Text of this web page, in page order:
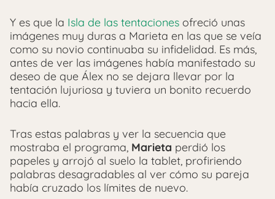
Y es que la Isla de las tentaciones ofreció unas
imágenes muy duras a Marieta en las que se veía
como su novio continuaba su infidelidad. Es más,
antes de ver las imágenes había manifestado su
deseo de que Álex no se dejara llevar por la
tentación lujuriosa y tuviera un bonito recuerdo
hacia ella.
Tras estas palabras y ver la secuencia que
mostraba el programa, Marieta perdió los
papeles y arrojó al suelo la tablet, profiriendo
palabras desagradables al ver cómo su pareja
había cruzado los límites de nuevo.